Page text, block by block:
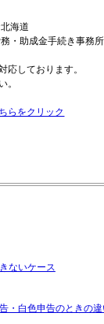
海道
・助成金手続き事務所
応しております。
。
らをクリック
ないケース
・白色申告のときの違